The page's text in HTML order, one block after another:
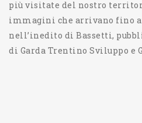
più visitate del nostro
immagini che arrivano fino
nell’inedito di Bassetti,
di Garda Trentino Sviluppo e